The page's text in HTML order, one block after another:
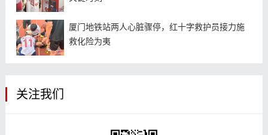
厦门地铁站两人心脏骤停，红十字救护员接力施
救化险为夷
关注我们